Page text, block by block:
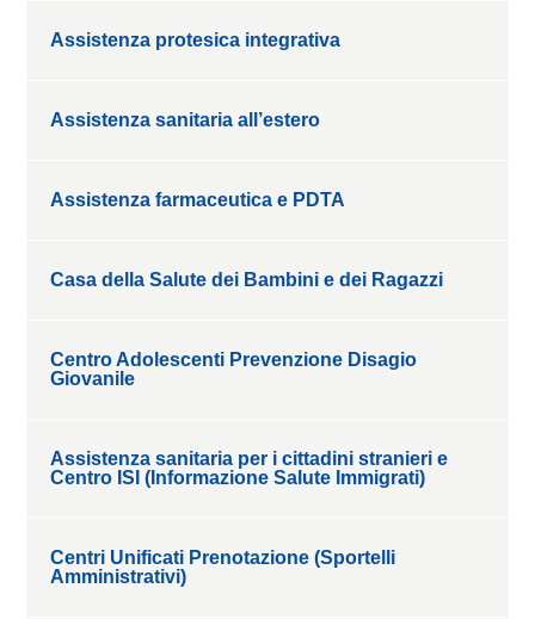
Assistenza protesica integrativa
Assistenza sanitaria all’estero
Assistenza farmaceutica e PDTA
Casa della Salute dei Bambini e dei Ragazzi
Centro Adolescenti Prevenzione Disagio
Giovanile
Assistenza sanitaria per i cittadini stranieri e
Centro ISI (Informazione Salute Immigrati)
Centri Unificati Prenotazione (Sportelli
Amministrativi)